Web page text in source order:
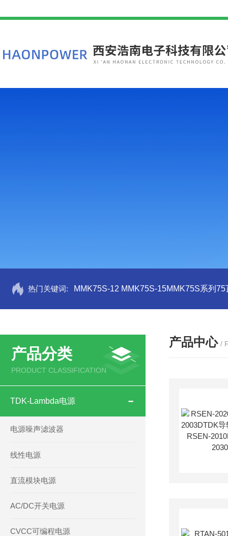
热门关键词: MMK75S-12 MMK75S-15MMK75S系列
产品分类
PRODUCT CLASSIFICATION
TDK-Lambda电源
电源噪声滤波器
线性电源
直流模块电源
AC/DC开关电源
CVCC可编程电源
产品中心 /